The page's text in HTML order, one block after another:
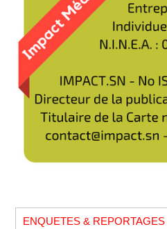
ENQUETES & REPORTAGES